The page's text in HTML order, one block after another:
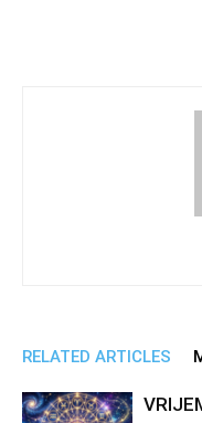
RELATED ARTICLES